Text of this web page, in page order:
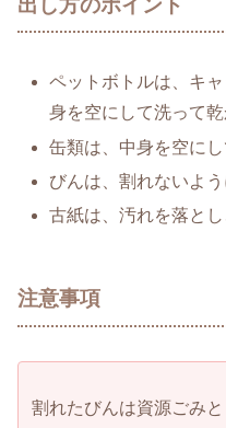
出し方のポイント
ペットボトルは、キ
身を空にして洗って乾
缶類は、中身を空にし
びんは、割れないよ
古紙は、汚れを落と
注意事項
割れたびんは資源ごみ